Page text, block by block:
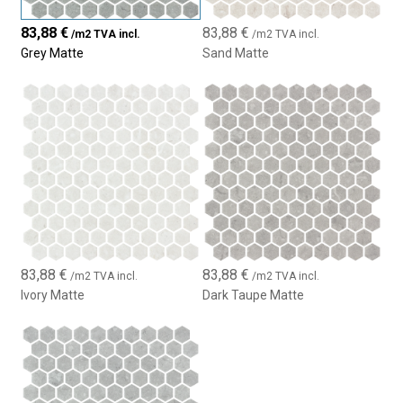
créant ainsi des espaces uniques sans sacrifier la praticité.
Engagement Environnemental
Normatech 3175 reflète notre engagement en faveur de la
durabilité et du respect de l’environnement. Chaque pièce de cette
mosaïque représente un choix conscient et responsable pour
ceux qui valorisent un design écologique sans compromettre la
qualité. En choisissant ce produit, vous contribuez à un
environnement plus durable et équilibré tout en préservant le
Polyvalence et Facilité d’Installation
Cette mosaïque hexagonale est facile à installer grâce à son
format en plaques, garantissant une finition rapide et uniforme.
des espaces résidentiels aux espaces commerciaux. Si vous
recherchez une option décorative qui combine élégance,
sécurité et durabilité, la Hex Normatech 3175 est un excellent
choix.
83,88€ /m2 TVA incl.
Grey Matte
83,88 € /m2 TVA incl.
Sand Matte
83,88€ /m2 TVA incl.
Ivory Matte
83,88 € /m2 TVA incl.
Dark Taupe Matte